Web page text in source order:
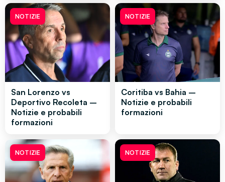
NOTIZIE
San Lorenzo vs
Deportivo Recoleta –
Notizie e probabili
formazioni
NOTIZIE
Coritiba vs Bahia –
Notizie e probabili
formazioni
NOTIZIE NOTIZIE